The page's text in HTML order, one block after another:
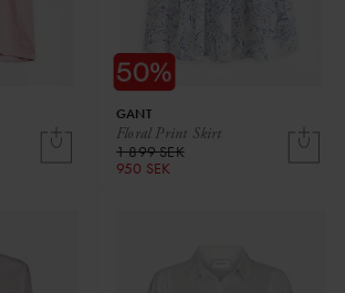
Floral Print Skirt
GANT
1 899 SEK
950 SEK